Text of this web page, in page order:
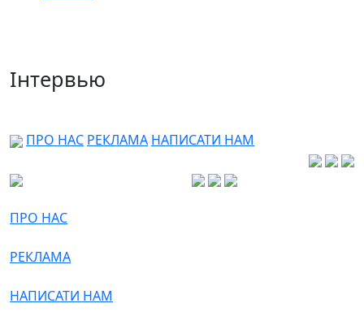
Інтервью
ПРО НАС РЕКЛАМА НАПИСАТИ НАМ
ПРО НАС
РЕКЛАМА
НАПИСАТИ НАМ